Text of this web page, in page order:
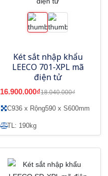
Két sắt nhập khẩu
LEECO 701-XPL mã
điện tử
16.900.000₫18.040.000₫
C936 x Rộng590 x S600mm
TL: 190kg